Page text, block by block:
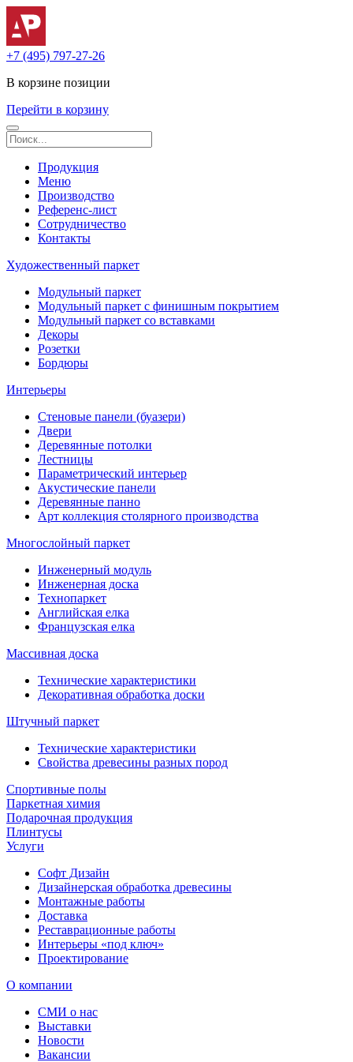
+7 (495) 797-27-26
В корзине позиции
Перейти в корзину
Продукция
Меню
Производство
Референс-лист
Сотрудничество
Контакты
Художественный паркет
Модульный паркет
Модульный паркет с финишным покрытием
Модульный паркет со вставками
Декоры
Розетки
Бордюры
Интерьеры
Стеновые панели (буазери)
Двери
Деревянные потолки
Лестницы
Параметрический интерьер
Акустические панели
Деревянные панно
Арт коллекция столярного производства
Многослойный паркет
Инженерный модуль
Инженерная доска
Технопаркет
Английская елка
Французская елка
Массивная доска
Технические характеристики
Декоративная обработка доски
Штучный паркет
Технические характеристики
Свойства древесины разных пород
Спортивные полы
Паркетная химия
Подарочная продукция
Плинтусы
Услуги
Софт Дизайн
Дизайнерская обработка древесины
Монтажные работы
Доставка
Реставрационные работы
Интерьеры «под ключ»
Проектирование
О компании
СМИ о нас
Выставки
Новости
Вакансии